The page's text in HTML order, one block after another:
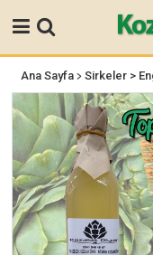
Ana Sayfa> Sirkeler >